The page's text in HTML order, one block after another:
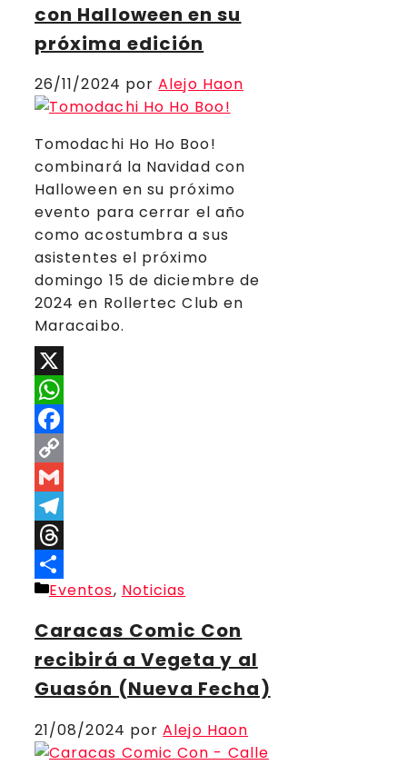
con Halloween en su
próxima edición
26/11/2024 porAlejo Haon
Tomodachi Ho Ho Boo!
combinará la Navidad con
Halloween en su próximo
evento para cerrar el año
como acostumbra a sus
asistentes el próximo
domingo 15 de diciembre de
2024 en Rollertec Club en
Maracaibo.
X
WhatsApp
Facebook
Copy
Link
Gmail
Telegram
Threads
Compartir
Categorías
Eventos, Noticias
Caracas Comic Con
recibirá a Vegeta y al
Guasón (Nueva Fecha)
21/08/2024 porAlejo Haon